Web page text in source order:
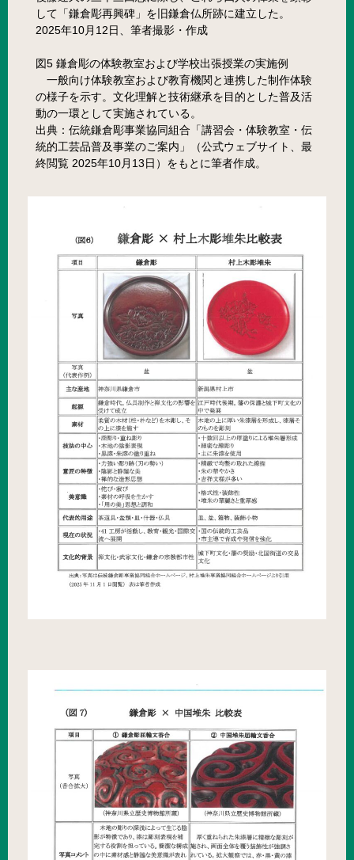
して「鎌倉彫再興碑」を旧鎌倉仏所跡に建立した。
2025年10月12日、筆者撮影・作成
図5 鎌倉彫の体験教室および学校出張授業の実施例
一般向け体験教室および教育機関と連携した制作体験
の様子を示す。文化理解と技術継承を目的とした普及活
動の一環として実施されている。
出典：伝統鎌倉彫事業協同組合「講習会・体験教室・伝
統的工芸品普及事業のご案内」（公式ウェブサイト、最
終閲覧 2025年10月13日）をもとに筆者作成。